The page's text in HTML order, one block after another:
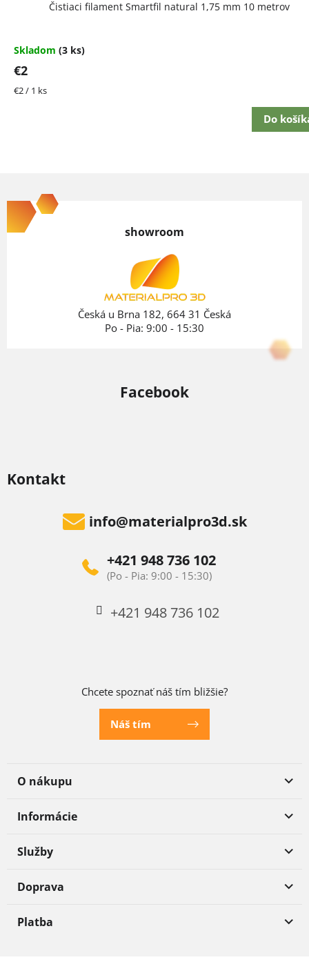
Čistiaci filament Smartfil natural 1,75 mm 10 metrov
Skladom (3 ks)
€2
Jednotková
€2 / 1 ks
Do
á
p
Kontakt
info@materialpro3d.sk
+421 948 736 102
+421 948 736 102
Chcete spoznať náš tím bližšie?
Náš tím
O nákupu
Informácie
Služby
showroom
Česká u Brna 182, 664 31 Česká
Po - Pia: 9:00 - 15:30
Facebook
Doprava
Platba